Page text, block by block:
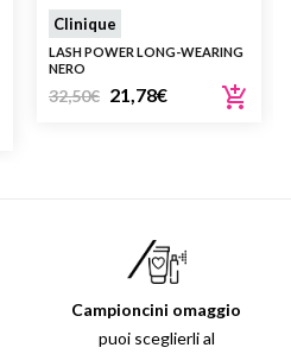
Clinique
LASH POWER LONG-WEARING
NERO
32,50€ 21,78€
Campioncini omaggio
puoi sceglierli al